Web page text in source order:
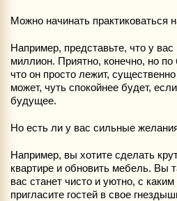
Можно начинать практиковаться
Например, представьте, что у
миллион. Приятно, конечно, но по
что он просто лежит,
может, чуть спокойнее будет,
будущее.
Но есть ли у вас сильные
Например, вы хотите сделать
квартире и обновить мебель. Вы
вас станет чисто и уютно, с
пригласите гостей в свое